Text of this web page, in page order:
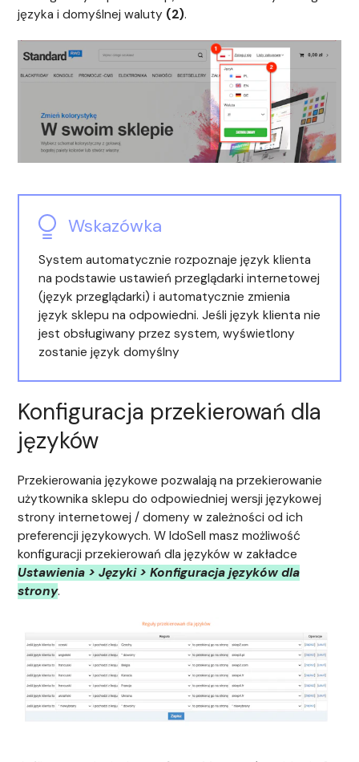
języka i domyślnej waluty (2).
Wskazówka
System automatycznie rozpoznaje język klienta
na podstawie ustawień przeglądarki internetowej
(język przeglądarki) i automatycznie zmienia
język sklepu na odpowiedni. Jeśli język klienta nie
jest obsługiwany przez system, wyświetlony
zostanie język domyślny
Konfiguracja przekierowań dla
języków
Przekierowania językowe pozwalają na przekierowanie
użytkownika sklepu do odpowiedniej wersji językowej
strony internetowej / domeny w zależności od ich
preferencji językowych. W IdoSell masz możliwość
konfiguracji przekierowań dla języków w zakładce
Ustawienia > Języki > Konfiguracja języków dla
strony.